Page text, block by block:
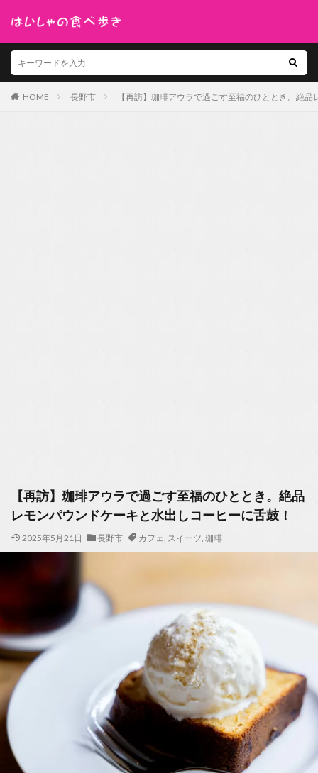
HOME 長野市 【再訪】珈琲アウラで過ごす至福のひととき。絶
【再訪】珈琲アウラで過ごす至福のひととき。絶品
レモンパウンドケーキと水出しコーヒーに舌鼓！
2025年5月21日 長野市 カフェ, スイーツ, 珈琲